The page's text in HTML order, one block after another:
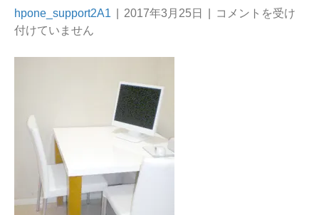
hpone_support2A1 2017年3月25日
コメントを受け
付けていません